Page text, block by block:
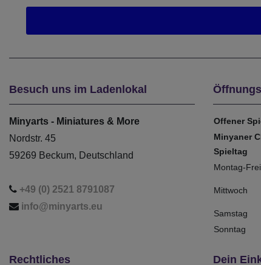
Besuch uns im Ladenlokal
Minyarts - Miniatures & More
Nordstr. 45
59269 Beckum, Deutschland
+49 (0) 2521 8791087
info@minyarts.eu
Offener
Minyaner
Spieltag
Montag-
Mittwoch
Samstag
Sonntag
Rechtliches Dein